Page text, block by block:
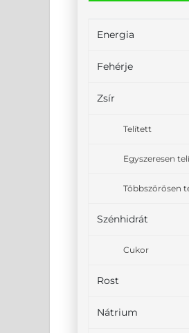
Energia
Fehérje
Zsír
Telített
Egyszeresen
Többszörösen
Szénhidrát
Cukor
Rost
Nátrium